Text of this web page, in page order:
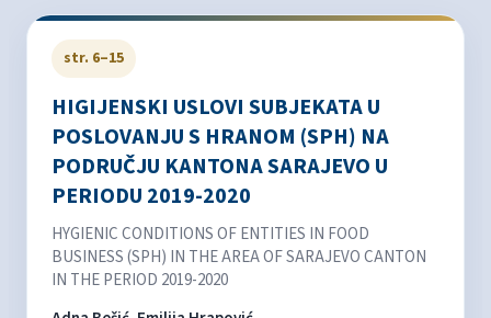
str. 6–15
HIGIJENSKI USLOVI SUBJEKATA U
POSLOVANJU S HRANOM (SPH) NA
PODRUČJU KANTONA SARAJEVO U
PERIODU 2019-2020
HYGIENIC CONDITIONS OF ENTITIES IN FOOD
BUSINESS (SPH) IN THE AREA OF SARAJEVO CANTON
IN THE PERIOD 2019-2020